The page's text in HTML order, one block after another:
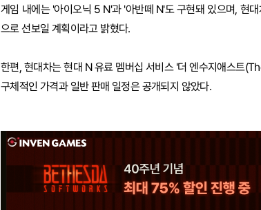
게임 내에는 '아이오닉 5 N'과 '아반떼 N'도 구현돼 있으며, 현
으로 선보일 계획이라고 밝혔다.
한편, 현대차는 현대 N 유료 멤버십 서비스 '더 엔수지애스트
구체적인 가격과 일반 판매 일정은 공개되지 않았다.